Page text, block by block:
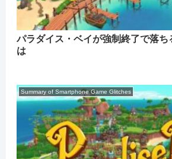
パラダイス・ベイが強制終了で落ち
は
Summary of Smartphone Game Glitches